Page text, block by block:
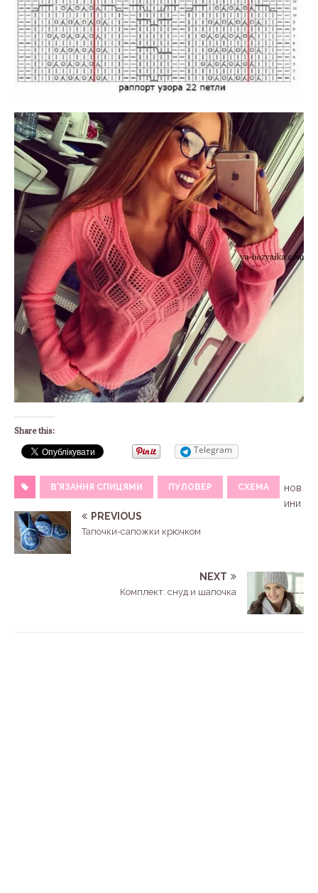
Share this:
Telegram
В'ЯЗАННЯ СПИЦЯМИ ПУЛОВЕР СХЕМА
нов
ини
PREVIOUS
Тапочки-сапожки крючком
NEXT
Комплект: снуд и шапочка